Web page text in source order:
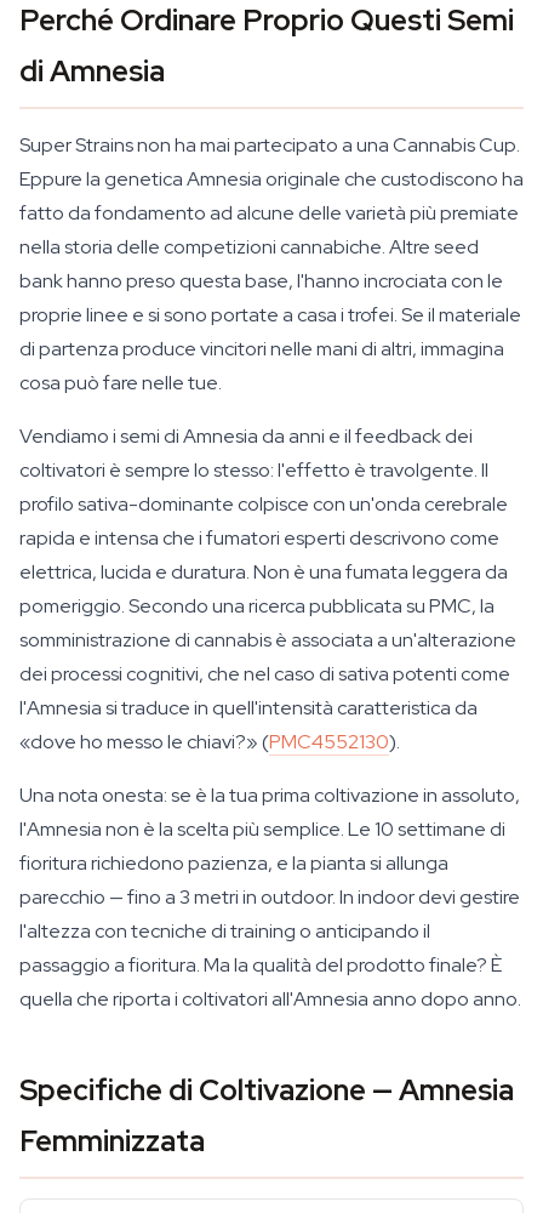
Perché Ordinare Proprio Questi Semi
di Amnesia
Super Strains non ha mai partecipato a una Cannabis Cup.
Eppure la genetica Amnesia originale che custodiscono ha
fatto da fondamento ad alcune delle varietà più premiate
nella storia delle competizioni cannabiche. Altre seed
bank hanno preso questa base, l'hanno incrociata con le
proprie linee e si sono portate a casa i trofei. Se il materiale
di partenza produce vincitori nelle mani di altri, immagina
cosa può fare nelle tue.
Vendiamo i semi di Amnesia da anni e il feedback dei
coltivatori è sempre lo stesso: l'effetto è travolgente. Il
profilo sativa-dominante colpisce con un'onda cerebrale
rapida e intensa che i fumatori esperti descrivono come
elettrica, lucida e duratura. Non è una fumata leggera da
pomeriggio. Secondo una ricerca pubblicata su PMC, la
somministrazione di cannabis è associata a un'alterazione
dei processi cognitivi, che nel caso di sativa potenti come
l'Amnesia si traduce in quell'intensità caratteristica da
«dove ho messo le chiavi?» (PMC4552130).
Una nota onesta: se è la tua prima coltivazione in assoluto,
l'Amnesia non è la scelta più semplice. Le 10 settimane di
fioritura richiedono pazienza, e la pianta si allunga
parecchio — fino a 3 metri in outdoor. In indoor devi gestire
l'altezza con tecniche di training o anticipando il
passaggio a fioritura. Ma la qualità del prodotto finale? È
quella che riporta i coltivatori all'Amnesia anno dopo anno.
Specifiche di Coltivazione — Amnesia
Femminizzata